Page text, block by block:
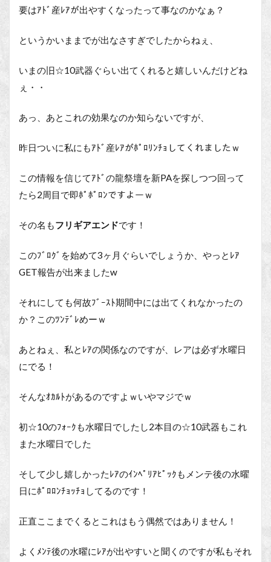
要はｱﾄﾞ産ﾚｱが出やすくなったって事なのかなぁ？
というかいままでが出なさすぎでしたからねぇ、
いまの旧☆10武器ぐらい出てくれると嬉しいんだけどね
ぇ・・
あっ、あとこれの効果なのか知らないですが、
昨日ついに私にもｱﾄﾞ産ﾚｱがﾎﾟﾛﾘﾝﾁｮしてくれましたｗ
この情報を信じてｱﾄﾞの龍祭壇を新PAを探しつつ回って
たら2周目で即ﾎﾟﾎﾟﾛﾝですよーｗ
その名もフリギアエンドです！
このﾌﾞﾛｸﾞを始めて3ヶ月ぐらいでしょうか、やっとﾚｱ
GET報告が出来ましたw
それにしても何故ﾌﾞｰｽﾄ期間中には出てくれなかったの
か？このﾂﾝﾃﾞﾚめーｗ
あとねぇ、私とﾚｱの関係なのですが、レアは必ず水曜日
にでる！
そんなｵｶﾙﾄがあるのですよｗいやマジでｗ
初☆10のﾌｫｰｸも水曜日でしたし2本目の☆10武器もこれ
また水曜日でした
そして少し嬉しかったﾚｱのｲﾝﾍﾟﾘｱﾋﾟｯｸもメンテ後の水曜
日にﾎﾟﾛﾛﾝﾁｮｯﾁｮしてるのです！
正直ここまでくるとこれはもう偶然ではありません！
よくﾒﾝﾃ後の水曜にﾚｱが出やすいと聞くのですが私もそれ